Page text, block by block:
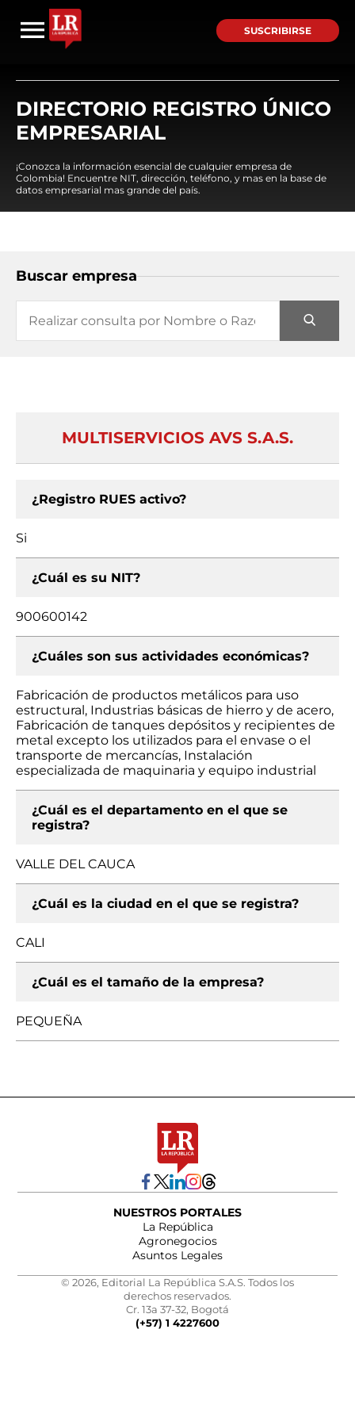
SUSCRIBIRSE
DIRECTORIO REGISTRO ÚNICO
EMPRESARIAL
¡Conozca la información esencial de cualquier empresa de
Colombia! Encuentre NIT, dirección, teléfono, y mas en la base de
datos empresarial mas grande del país.
Buscar empresa
MULTISERVICIOS AVS S.A.S.
¿Registro RUES activo?
Si
¿Cuál es su NIT?
900600142
¿Cuáles son sus actividades económicas?
Fabricación de productos metálicos para uso
estructural, Industrias básicas de hierro y de acero,
Fabricación de tanques depósitos y recipientes de
metal excepto los utilizados para el envase o el
transporte de mercancías, Instalación
especializada de maquinaria y equipo industrial
¿Cuál es el departamento en el que se
registra?
VALLE DEL CAUCA
¿Cuál es la ciudad en el que se registra?
CALI
¿Cuál es el tamaño de la empresa?
PEQUEÑA
NUESTROS PORTALES
La República
Agronegocios
Asuntos Legales
© 2026, Editorial La República S.A.S. Todos los
derechos reservados.
Cr. 13a 37-32, Bogotá
(+57) 1 4227600